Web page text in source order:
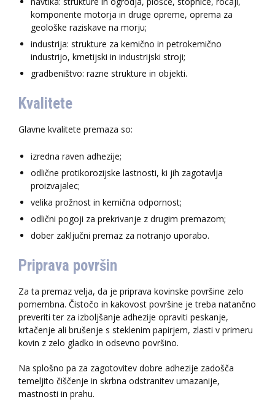
komponente motorja in druge opreme, oprema za
geološke raziskave na morju;
industrija: strukture za kemično in petrokemično
industrijo, kmetijski in industrijski stroji;
gradbeništvo: razne strukture in objekti.
Kvalitete
Glavne kvalitete premaza so:
izredna raven adhezije;
odlične protikorozijske lastnosti, ki jih zagotavlja
proizvajalec;
velika prožnost in kemična odpornost;
odlični pogoji za prekrivanje z drugim premazom;
dober zaključni premaz za notranjo uporabo.
Priprava površin
Za ta premaz velja, da je priprava kovinske površine zelo
pomembna. Čistočo in kakovost površine je treba natančno
preveriti ter za izboljšanje adhezije opraviti peskanje,
krtačenje ali brušenje s steklenim papirjem, zlasti v primeru
kovin z zelo gladko in odsevno površino.
Na splošno pa za zagotovitev dobre adhezije zadošča
temeljito čiščenje in skrbna odstranitev umazanije,
mastnosti in prahu.